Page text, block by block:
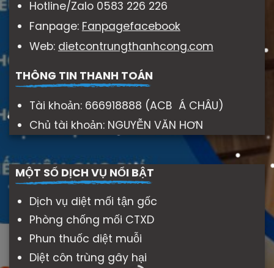
Hotline/Zalo 0583 226 226
Fanpage: Fanpagefacebook
Web: dietcontrungthanhcong.com
THÔNG TIN THANH TOÁN
Tài khoản: 666918888 (ACB Á CHÂU)
Chủ tài khoản: NGUYỄN VĂN HƠN
MỘT SỐ DỊCH VỤ NỔI BẬT
Dịch vụ diệt mối tận gốc
Phòng chống mối CTXD
Phun thuốc diệt muỗi
Diệt côn trùng gây hại